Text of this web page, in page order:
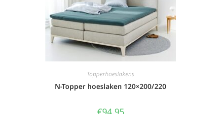
Topperhoeslakens
N-Topper hoeslaken 120×200/220
€94,95